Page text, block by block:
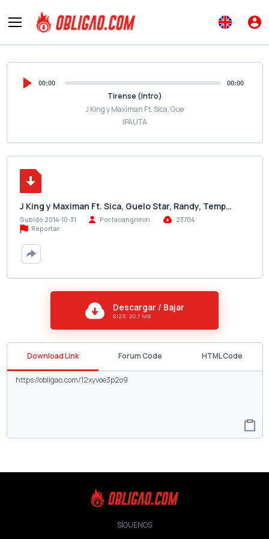
00:00 00:00
Tirense (Intro)
J King y Maximan Ft. Sica, Gue
IPAUTA
J King y Maximan Ft. Sica, Guelo Star, Randy, Temp…
Subido 2014-10-31 Por lacangrimm
23704
Reportar
Descargar / Bajar
SIZE: 20.7 MB
Download Link Forum Code HTML Code
SÍGUENOS